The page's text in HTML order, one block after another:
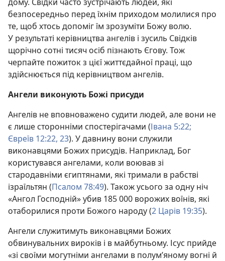
безпосередньо перед їхнім приходом молилися про
те, щоб хтось допоміг їм зрозуміти Божу волю.
У результаті керівництва ангелів і зусиль Свідків
щорічно сотні тисяч осіб пізнають Єгову. Тож
черпайте пожиток з цієї життєдайної праці, що
здійснюється під керівництвом ангелів.
Ангели виконують Божі присуди
Ангелів не вповноважено судити людей, але вони не
є лише сторонніми спостерігачами (Івана 5:22;
Євреїв 12:22, 23). У давнину вони служили
виконавцями Божих присудів. Наприклад, Бог
користувався ангелами, коли воював зі
стародавніми єгиптянами, які тримали в рабстві
ізраїльтян (Псалом 78:49). Також усього за одну ніч
«Ангол Господній» убив 185 000 ворожих воїнів, які
отаборилися проти Божого народу (2 Царів 19:35).
Ангели служитимуть виконавцями Божих
обвинувальних вироків і в майбутньому. Ісус прийде
«зі своїми могутніми ангелами в полум’яному вогні й